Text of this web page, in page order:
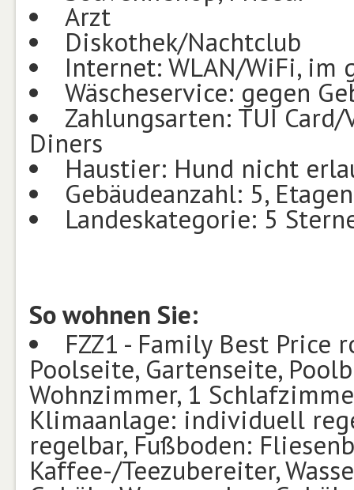
Arzt
Diskothek/Nachtclub
Internet: WLAN/WiFi, im
Wäscheservice: gegen
Zahlungsarten: TUI Card/
Diners
Haustier: Hund nicht
Gebäudeanzahl: 5,
Landeskategorie: 5
So wohnen Sie:
FZZ1 - Family Best Price
Poolseite, Gartenseite,
Wohnzimmer, 1
Klimaanlage: individuell
regelbar, Fußboden:
Kaffee-/Teezubereiter,